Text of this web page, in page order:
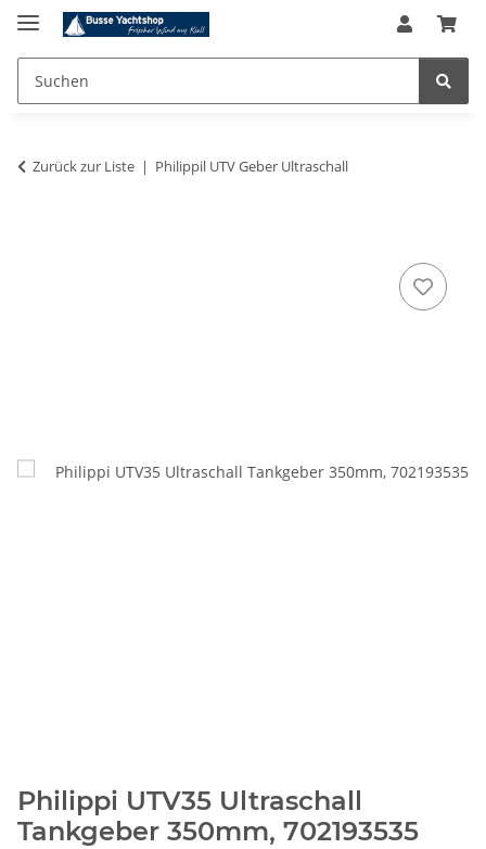
Zurück zur Liste Philippil UTV Geber Ultraschall
Philippi UTV35 Ultraschall
Tankgeber 350mm, 702193535